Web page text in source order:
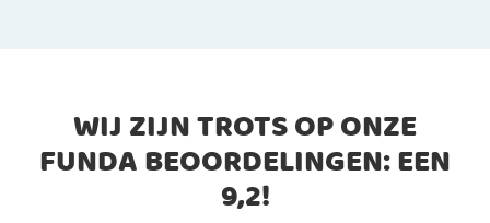
WIJ ZIJN TROTS OP ONZE
FUNDA BEOORDELINGEN: EEN
9,2!